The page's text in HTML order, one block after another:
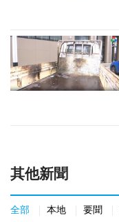
其他新聞
全部 本地 要聞